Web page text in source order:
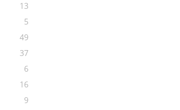
13
5
49
37
6
16
9